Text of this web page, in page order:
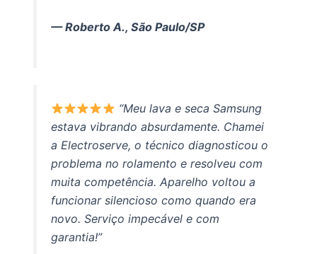
— Roberto A., São Paulo/SP
“Meu lava e seca Samsung
estava vibrando absurdamente. Chamei
a Electroserve, o técnico diagnosticou o
problema no rolamento e resolveu com
muita competência. Aparelho voltou a
funcionar silencioso como quando era
novo. Serviço impecável e com
garantia!”